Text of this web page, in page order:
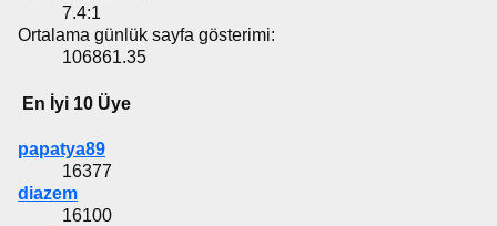
7.4:1
Ortalama günlük sayfa gösterimi:
106861.35
En İyi 10 Üye
papatya89
16377
diazem
16100